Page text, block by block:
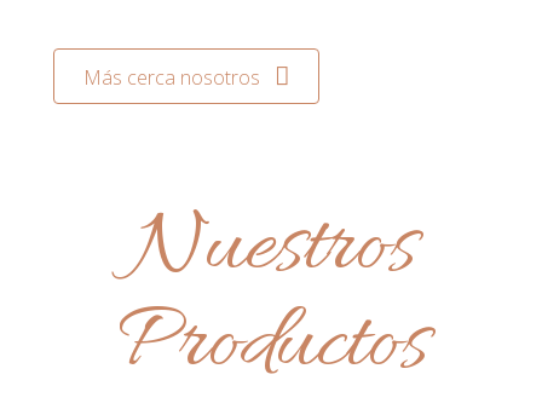
Más cerca nosotros
Nuestros
Productos